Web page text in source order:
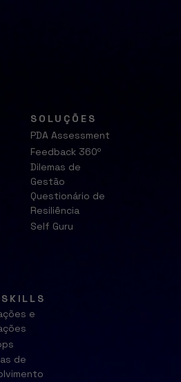
SOLUÇÕES
PDA Assessment
Feedback 360º
Dilemas de
Gestão
Questionário de
Resiliência
Self Guru
e
de